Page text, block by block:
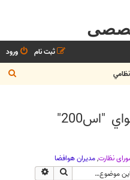
ورود
ثبت نام
س
سامانه موشك زمين به هواي "اس200"
نظارت,مديران هوافضا
جستجو